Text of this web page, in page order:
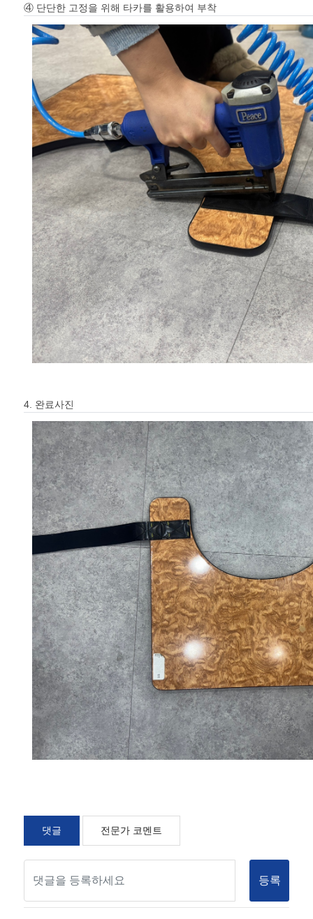
④ 단단한 고정을 위해 타카를 활용하여 부착
4. 완료사진
댓글 전문가 코멘트
등록